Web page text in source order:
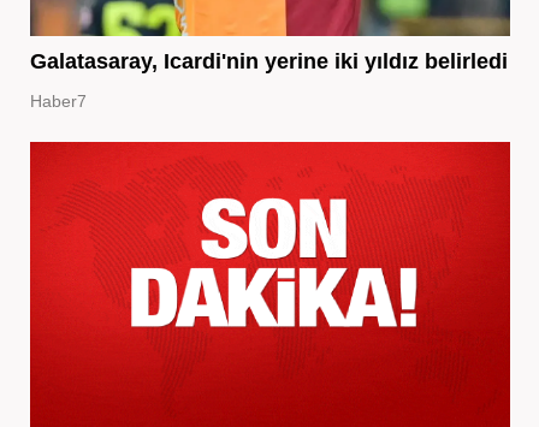
Galatasaray, Icardi'nin yerine iki yıldız belirledi
Haber7